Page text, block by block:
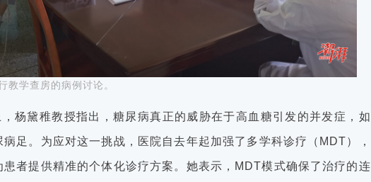
教学查房的病例讨论。
杨黛稚教授指出，糖尿病真正的威胁在于高血糖引发的并发症，如
足。为应对这一挑战，医院自去年起加强了多学科诊疗（MDT），
者提供精准的个体化诊疗方案。她表示，MDT模式确保了治疗的连